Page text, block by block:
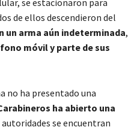
se estacionaron para
de ellos descendieron del
un arma aún indeterminada,
móvil y parte de sus
no ha presentado una
ha abierto una
autoridades se encuentran